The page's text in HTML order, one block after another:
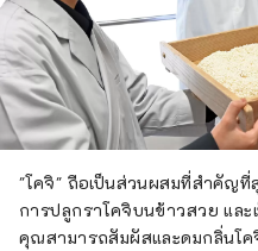
"โคจิ" ถือเป็นส่วนผสมที่สำคัญที่
การปลูกราโคจิบนข้าวสวย แล
คุณสามารถสัมผัสและดมกลิ่นโค